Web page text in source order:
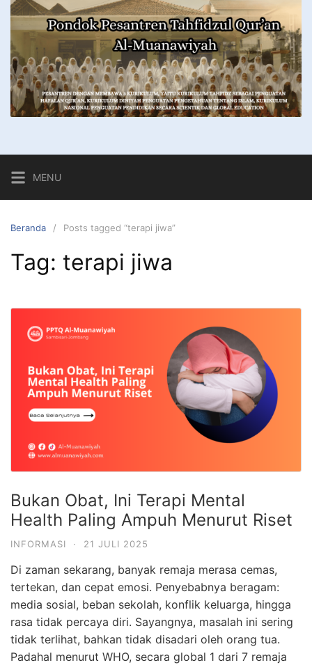
MENU
Beranda Posts tagged “terapi jiwa”
Tag: terapi jiwa
Bukan Obat, Ini Terapi Mental
Health Paling Ampuh Menurut Riset
INFORMASI · 21 JULI 2025
Di zaman sekarang, banyak remaja merasa cemas,
tertekan, dan cepat emosi. Penyebabnya beragam:
media sosial, beban sekolah, konflik keluarga, hingga
rasa tidak percaya diri. Sayangnya, masalah ini sering
tidak terlihat, bahkan tidak disadari oleh orang tua.
Padahal menurut WHO, secara global 1 dari 7 remaja